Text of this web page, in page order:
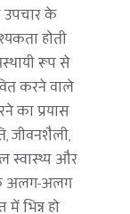
उपचार के
होती
रूप से
करने वाले
का प्रयास
जीवनशैली,
स्वास्थ्य और
अलग-अलग
भिन्न हो